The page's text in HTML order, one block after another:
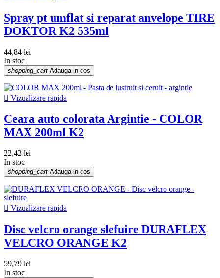
Spray pt umflat si reparat anvelope TIRE
DOKTOR K2 535ml
44,84 lei
In stoc
shopping_cart Adauga in cos
 Vizualizare rapida
Ceara auto colorata Argintie - COLOR
MAX 200ml K2
22,42 lei
In stoc
shopping_cart Adauga in cos
 Vizualizare rapida
Disc velcro orange slefuire DURAFLEX
VELCRO ORANGE K2
59,79 lei
In stoc